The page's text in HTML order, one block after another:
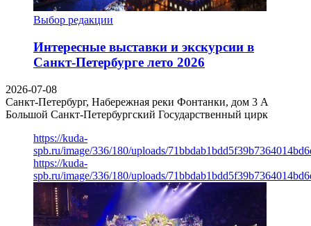
Выбор редакции
Интересные выставки и экскурсии в
Санкт-Петербурге лето 2026
2026-07-08
Санкт-Петербург, Набережная реки Фонтанки, дом 3 А
Большой Санкт-Петербургский Государственный цирк
https://kuda-
spb.ru/image/336/180/uploads/
https://kuda-
spb.ru/image/336/180/uploads/